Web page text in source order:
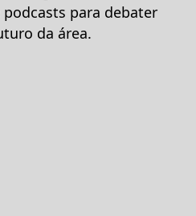
para debater
da área.